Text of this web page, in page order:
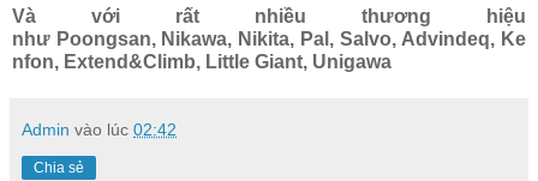
Và với rất nhiều thương hiệu
như Poongsan, Nikawa, Nikita, Pal , Salvo, Advindeq, Ke
nfon, Extend&Climb, Little Giant, Unigawa
Admin vào lúc 02:42
Chia sẻ